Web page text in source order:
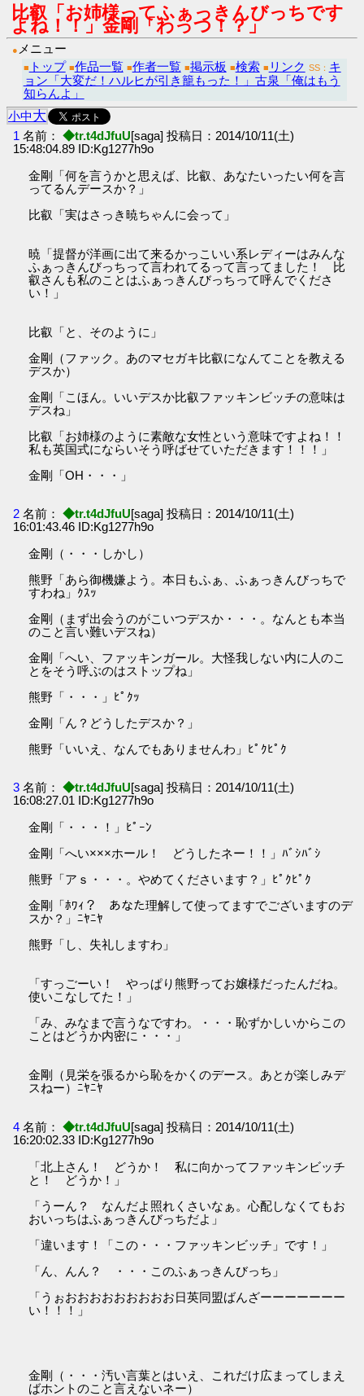
比叡「お姉様ってふぁっきんびっちです
よね！！」金剛「わっつ！？」
● メニュー
■ トップ ■作品一覧 ■作者一覧 ■掲示板 ■検索 ■ リンク SS： キ
ョン「大変だ！ハルヒが引き籠もった！」古泉「俺はもう
知らんよ」
小中大
1 名前： ◆tr.t4dJfuU[saga] 投稿日：2014/10/11(土)
15:48:04.89 ID:Kg1277h9o
金剛「何を言うかと思えば、比叡、あなたいったい何を言
ってるんデースか？」
比叡「実はさっき暁ちゃんに会って」
暁「提督が洋画に出て来るかっこいい系レディーはみんな
ふぁっきんびっちって言われてるって言ってました！ 比
叡さんも私のことはふぁっきんびっちって呼んでくださ
い！」
比叡「と、そのように」
金剛（ファック。あのマセガキ比叡になんてことを教える
デスか）
金剛「こほん。いいデスか比叡ファッキンビッチの意味は
デスね」
比叡「お姉様のように素敵な女性という意味ですよね！！
私も英国式にならいそう呼ばせていただきます！！！」
金剛「OH・・・」
2 名前： ◆tr.t4dJfuU[saga] 投稿日：2014/10/11(土)
16:01:43.46 ID:Kg1277h9o
金剛（・・・しかし）
熊野「あら御機嫌よう。本日もふぁ、ふぁっきんびっちで
すわね」ｸｽｯ
金剛（まず出会うのがこいつデスか・・・。なんとも本当
のこと言い難いデスね）
金剛「へい、ファッキンガール。大怪我しない内に人のこ
とをそう呼ぶのはストップね」
熊野「・・・」ﾋﾟｸｯ
金剛「ん？どうしたデスか？」
熊野「いいえ、なんでもありませんわ」ﾋﾟｸﾋﾟｸ
3 名前： ◆tr.t4dJfuU[saga] 投稿日：2014/10/11(土)
16:08:27.01 ID:Kg1277h9o
金剛「・・・！」ﾋﾟｰﾝ
金剛「へい×××ホール！ どうしたネー！！」ﾊﾞｼﾊﾞｼ
熊野「アｓ・・・。やめてくださいます？」ﾋﾟｸﾋﾟｸ
金剛「ﾎﾜｨ？ あなた理解して使ってますでございますのデ
スか？」ﾆﾔﾆﾔ
熊野「し、失礼しますわ」
「すっごーい！ やっぱり熊野ってお嬢様だったんだね。
使いこなしてた！」
「み、みなまで言うなですわ。・・・恥ずかしいからこの
ことはどうか内密に・・・」
金剛（見栄を張るから恥をかくのデース。あとが楽しみデ
スねー）ﾆﾔﾆﾔ
4 名前： ◆tr.t4dJfuU[saga] 投稿日：2014/10/11(土)
16:20:02.33 ID:Kg1277h9o
「北上さん！ どうか！ 私に向かってファッキンビッチ
と！ どうか！」
「うーん？ なんだよ照れくさいなぁ。心配しなくてもお
おいっちはふぁっきんびっちだよ」
「違います！「この・・・ファッキンビッチ」です！」
「ん、んん？ ・・・このふぁっきんびっち」
「うぉおおおおおおおおお日英同盟ばんざーーーーーーー
い！！！」
金剛（・・・汚い言葉とはいえ、これだけ広まってしまえ
ばホントのこと言えないネー）